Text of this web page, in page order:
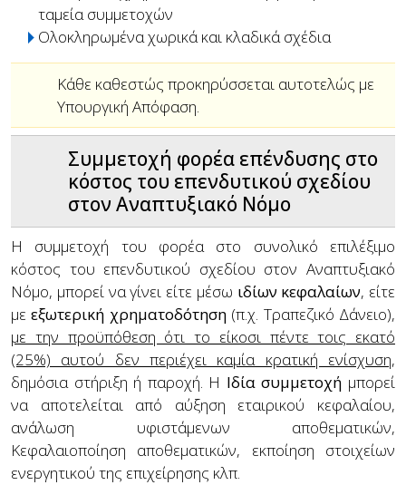
ταμεία συμμετοχών
Ολοκληρωμένα χωρικά και κλαδικά σχέδια
Κάθε καθεστώς προκηρύσσεται αυτοτελώς με
Υπουργική Απόφαση.
Συμμετοχή φορέα επένδυσης στο
κόστος του επενδυτικού σχεδίου
στον Αναπτυξιακό Νόμο
Η συμμετοχή του φορέα στο συνολικό επιλέξιμο
κόστος του επενδυτικού σχεδίου στον Αναπτυξιακό
Νόμο, μπορεί να γίνει είτε μέσω ιδίων κεφαλαίων, είτε
μεεξωτερική χρηματοδότηση(π.χ. Τραπεζικό Δάνειο),
με την προϋπόθεση ότι το είκοσι πέντε τοις εκατό
(25%) αυτού δεν περιέχει καμία κρατική ενίσχυση,
δημόσια στήριξη ή παροχή. Η Ιδία συμμετοχή μπορεί
να αποτελείται από αύξηση εταιρικού κεφαλαίου,
ανάλωση υφιστάμενων αποθεματικών,
Κεφαλαιοποίηση αποθεματικών, εκποίηση στοιχείων
ενεργητικού της επιχείρησης κλπ.